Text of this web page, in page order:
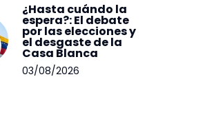
¿Hasta cuándo la
espera?: El debate
por las elecciones y
el desgaste de la
Casa Blanca
03/08/2026